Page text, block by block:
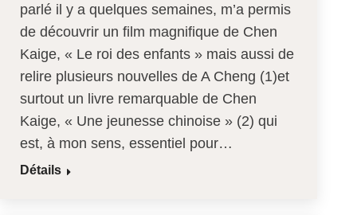
parlé il y a quelques semaines, m’a permis
de découvrir un film magnifique de Chen
Kaige, « Le roi des enfants » mais aussi de
relire plusieurs nouvelles de A Cheng (1)et
surtout un livre remarquable de Chen
Kaige, « Une jeunesse chinoise » (2) qui
est, à mon sens, essentiel pour…
Détails